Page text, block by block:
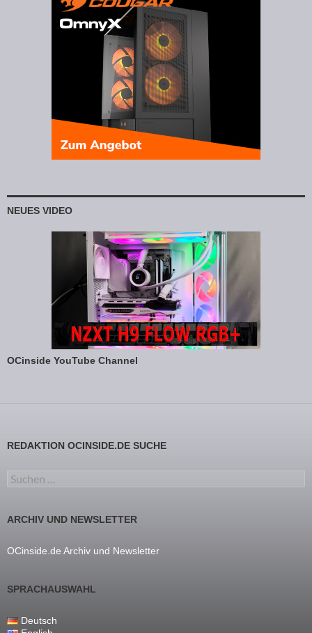
NEUES VIDEO
OCinside YouTube Channel
REDAKTION OCINSIDE.DE SUCHE
Suchen nach:
ARCHIV UND NEWSLETTER
OCinside.de Archiv und Newsletter
SPRACHAUSWAHL
Deutsch